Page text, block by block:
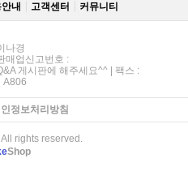
내 고객센터 커뮤니티
나경
매업신고번호 :
게시판에 해주세요^^ | 팩스 :
A806
정보처리방침
rights reserved.
Shop